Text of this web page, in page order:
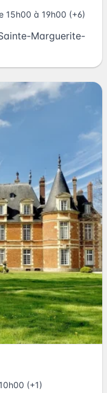
15h00 à 19h00 (+6)
Marguerite-
(+1)